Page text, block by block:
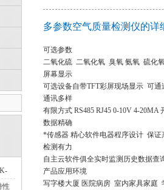
性
多参数空气质量检测仪的详
可选参数
二氧化硫 二氧化氧 臭氧 氨氧 硫化
屏幕显示
可选设备自带TFT彩屏现场显示 可
通讯多样
有限方式 RS485 RJ45 0-10V 4-20MA
数据精确
*传感器 精心软件电器程序设计 保
检测有力
自主云软件俱全实时监测历史数据查
产品应用环境
写字楼大厦 医院病房 室内家具家庭